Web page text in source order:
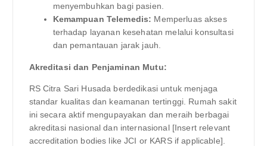
menyembuhkan bagi pasien.
Kemampuan Telemedis: Memperluas akses
terhadap layanan kesehatan melalui konsultasi
dan pemantauan jarak jauh.
Akreditasi dan Penjaminan Mutu:
RS Citra Sari Husada berdedikasi untuk menjaga
standar kualitas dan keamanan tertinggi. Rumah sakit
ini secara aktif mengupayakan dan meraih berbagai
akreditasi nasional dan internasional [Insert relevant
accreditation bodies like JCI or KARS if applicable].